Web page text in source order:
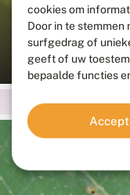
cookies om
Door in te
surfgedrag of
geeft of uw
bepaalde functies